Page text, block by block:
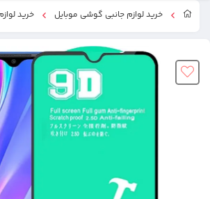
خرید لوازم جانبی گوشی موبایل خرید